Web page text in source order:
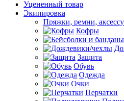
Уцененный товар
Экипировка
Пряжки, ремни,
Кофры
Защита
Обувь
Одежда
Очки
Перчатки